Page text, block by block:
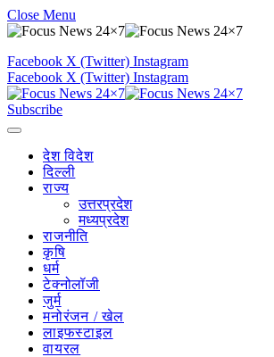
Close Menu
Facebook X (Twitter) Instagram
Facebook X (Twitter) Instagram
Subscribe
देश विदेश
दिल्ली
राज्य
उत्तरप्रदेश
मध्यप्रदेश
राजनीति
कृषि
धर्म
टेक्नोलॉजी
जुर्म
मनोरंजन / खेल
लाइफस्टाइल
वायरल